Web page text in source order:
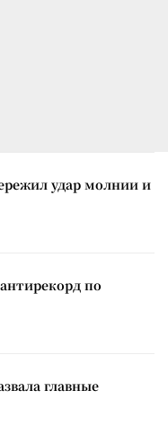
удар молнии и
по
главные